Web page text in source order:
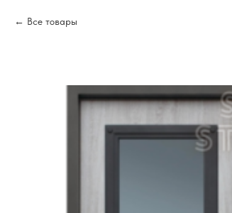
Все товары